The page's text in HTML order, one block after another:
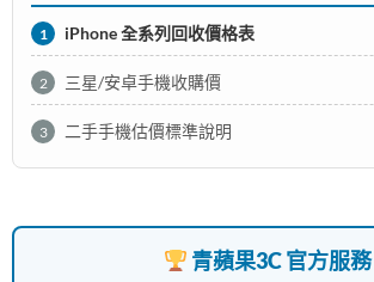
1 iPhone 全系列回收價格表
2 三星/安卓手機收購價
3 二手手機估價標準說明
青蘋果3C 官方服務